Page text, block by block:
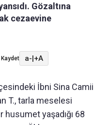
Gözaltına
cezaevine
Kaydet a-|+A
İbni Sina Camii
T., tarla meselesi
husumet yaşadığı 68